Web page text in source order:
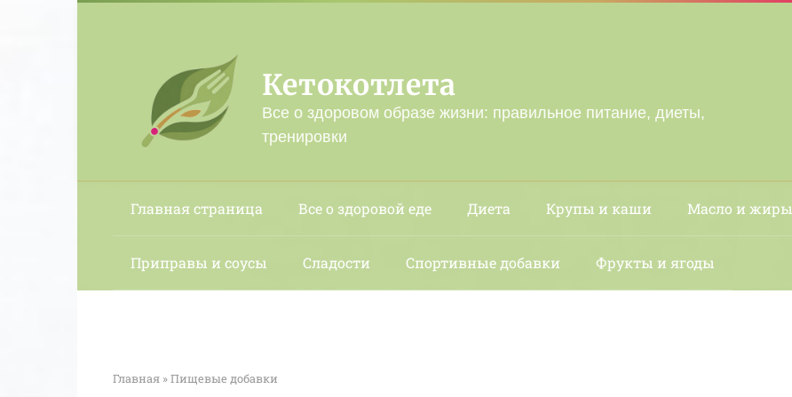
Кетокотлета
Все о здоровом образе жизни: правильное питание, диеты,
тренировки
Главная страница Все о здоровой еде Диета Крупы и каши Масло и жиры
Приправы и соусы Сладости Спортивные добавки Фрукты и ягоды
Главная »Пищевые добавки